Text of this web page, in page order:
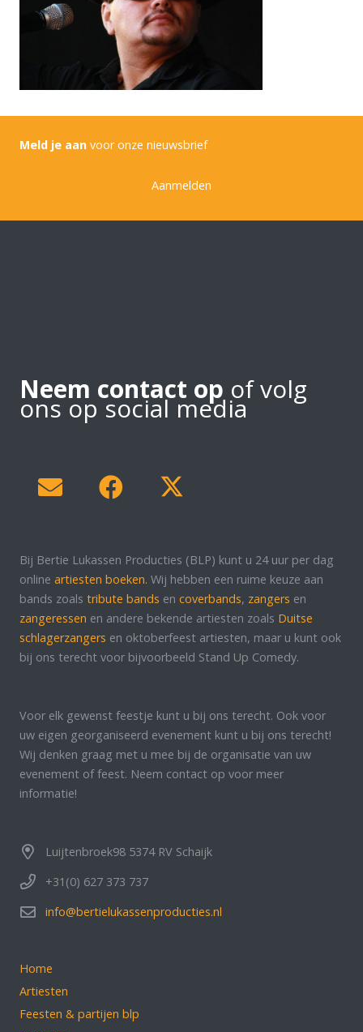
Meld je aan voor onze nieuwsbrief
Aanmelden
Neem contact op of volg
ons op social media
Bij Bertie Lukassen Producties (BLP) kunt u 24 uur per dag
online artiesten boeken. Wij hebben een ruime keuze aan
bands zoals tribute bands en coverbands, zangers en
zangeressen en andere bekende artiesten zoals Duitse
schlagerzangers en oktoberfeest artiesten, maar u kunt ook
bij ons terecht voor bijvoorbeeld Stand Up Comedy.
Voor elk gewenst feestje kunt u bij ons terecht. Ook voor
uw eigen georganiseerd evenement kunt u bij ons terecht!
Wij denken graag met u mee bij de organisatie van uw
evenement of feest. Neem contact op voor meer
informatie!
Luijtenbroek98 5374 RV Schaijk
+31(0) 627 373 737
info@bertielukassenproducties.nl
Home
Artiesten
Feesten & partijen blp